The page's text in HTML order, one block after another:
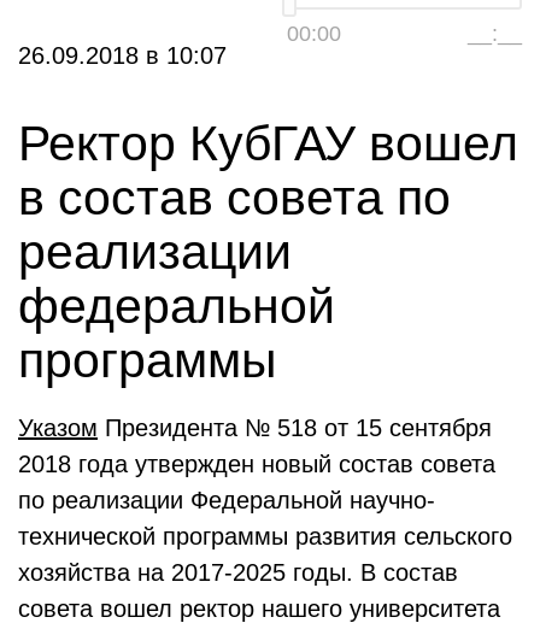
00:00 __:__
26.09.2018 в 10:07
Ректор КубГАУ вошел
в состав совета по
реализации
федеральной
программы
Указом Президента № 518 от 15 сентября
2018 года утвержден новый состав совета
по реализации Федеральной научно-
технической программы развития сельского
хозяйства на 2017-2025 годы. В состав
совета вошел ректор нашего университета